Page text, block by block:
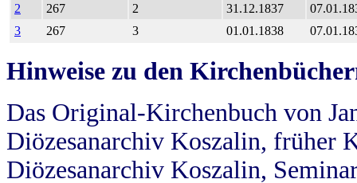
2
267 2 31.12.1837
3
267 3 01.01.1838
Hinweise zu den
Das Original-Kirchenbuch von
Diözesanarchiv Koszalin, früher
Diözesanarchiv Koszalin,